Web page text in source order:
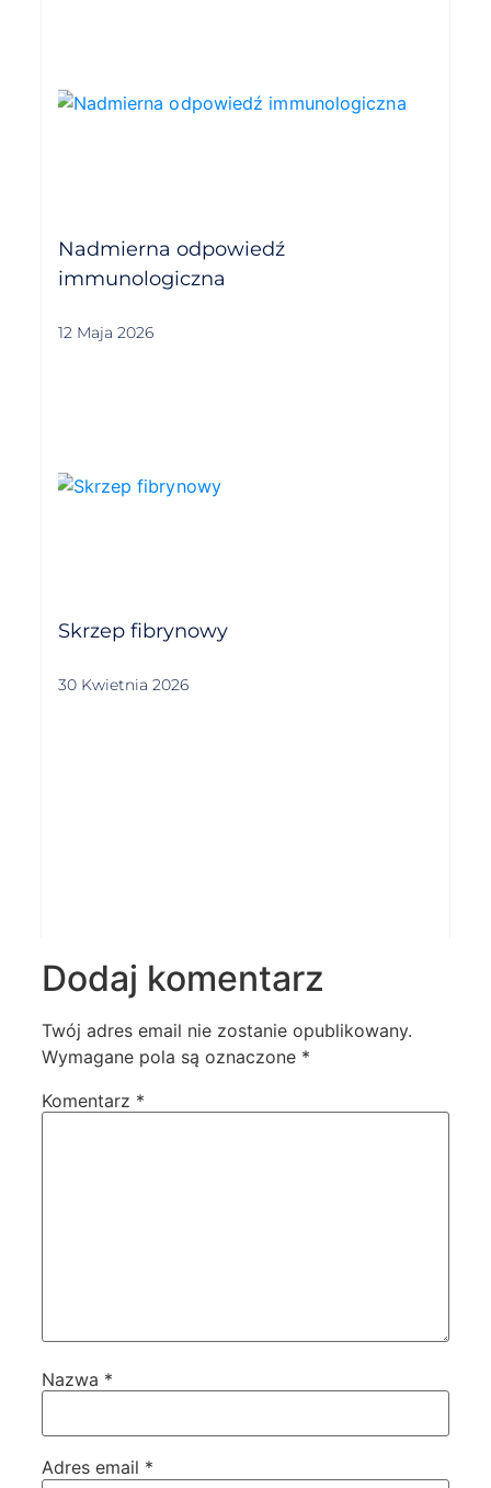
Nadmierna odpowiedź
immunologiczna
12 Maja 2026
Skrzep fibrynowy
30 Kwietnia 2026
Dodaj komentarz
Twój adres email nie zostanie opublikowany.
Wymagane pola są oznaczone *
Komentarz *
Nazwa *
Adres email *